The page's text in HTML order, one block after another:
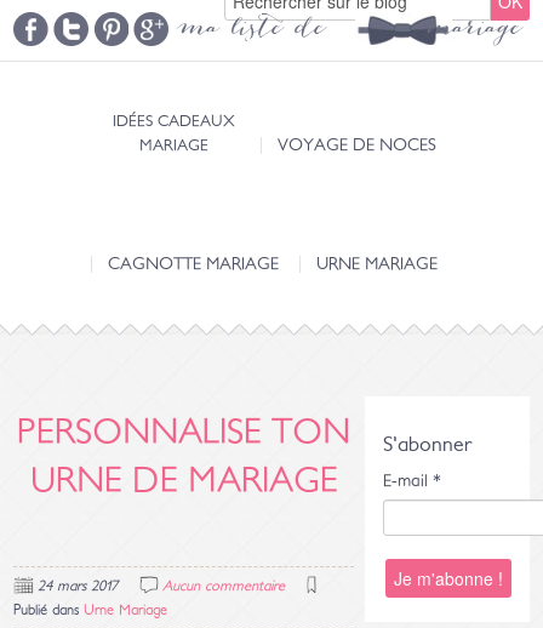
ma liste de mariage
IDÉES CADEAUX
MARIAGE
VOYAGE DE NOCES
CAGNOTTE MARIAGE URNE MARIAGE
PERSONNALISE TON
URNE DE MARIAGE
24 mars 2017
Aucun commentaire
Publié dansUrne Mariage
S'abonner
E-mail *